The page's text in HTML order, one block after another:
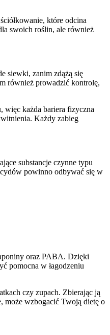
które odcina
swoich roślin, ale również
siewki, zanim zdążą się
również prowadzić kontrolę,
więc każda bariera fizyczna
Każdy zabieg
substancje czynne typu
powinno odbywać się w
oraz PABA. Dzięki
pomocna w łagodzeniu
czy zupach. Zbierając ją
może wzbogacić Twoją dietę o